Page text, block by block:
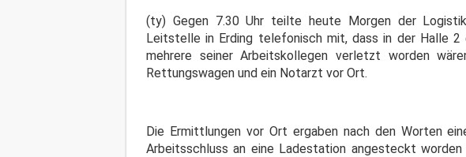
(ty) Gegen 7.30 Uhr teilte heute Morgen der
Leitstelle in Erding telefonisch mit, dass in der Halle
mehrere seiner Arbeitskollegen verletzt worden
Rettungswagen und ein Notarzt vor Ort.
Die Ermittlungen vor Ort ergaben nach den Worten
Arbeitsschluss an eine Ladestation angesteckt